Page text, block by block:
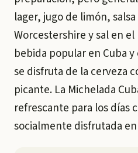
lager, jugo de limón,
Worcestershire y sal en el
bebida popular en Cuba
se disfruta de la cerveza
picante. La Michelada
refrescante para los días
socialmente disfrutada